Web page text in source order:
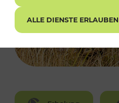
ALLE DIENSTE ERLAUBEN